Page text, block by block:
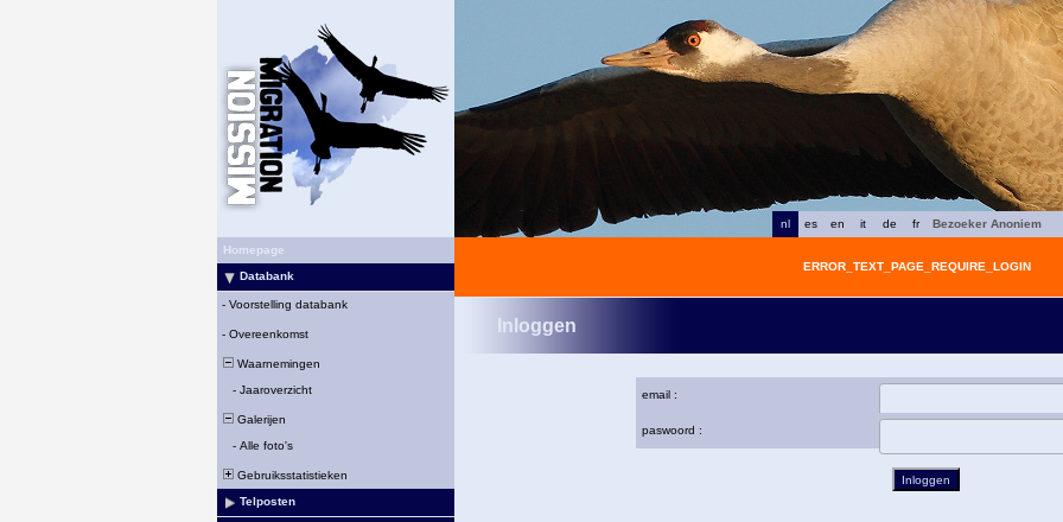
fr
de
it
en
es
nl
Bezoeker Anoniem
Homepage
Databank
- Voorstelling databank
- Overeenkomst
Waarnemingen
- Jaaroverzicht
Galerijen
- Alle foto's
Gebruiksstatistieken
Telposten
ERROR_TEXT_PAGE_REQUIRE_LOGIN
Inloggen
email :
paswoord :